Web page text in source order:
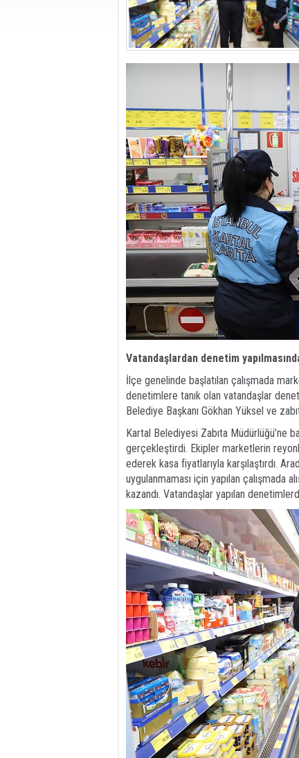
Vatandaşlardan denetim
İlçe genelinde başlatılan çalışmada
denetimlere tanık olan vatandaşlar
Belediye Başkanı Gökhan Yüksel ve
Kartal Belediyesi Zabıta
gerçekleştirdi. Ekipler marketlerin
ederek kasa fiyatlarıyla karşılaştırdı.
uygulanmaması için yapılan çalışmada
kazandı. Vatandaşlar yapılan